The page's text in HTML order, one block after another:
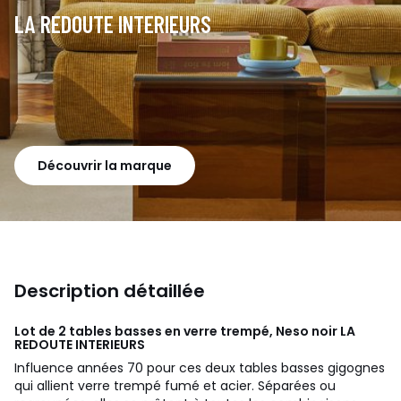
LA REDOUTE INTERIEURS
Découvrir la marque
Description détaillée
Lot de 2 tables basses en verre trempé, Neso noir LA
REDOUTE INTERIEURS
Influence années 70 pour ces deux tables basses gigognes
qui allient verre trempé fumé et acier. Séparées ou